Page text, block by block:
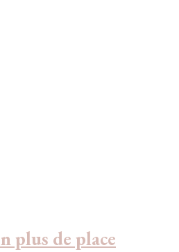
plus de place